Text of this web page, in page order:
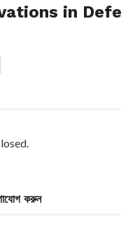
in
করুন